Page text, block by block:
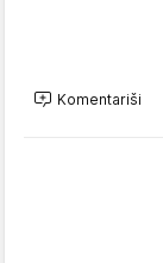
Komentariši